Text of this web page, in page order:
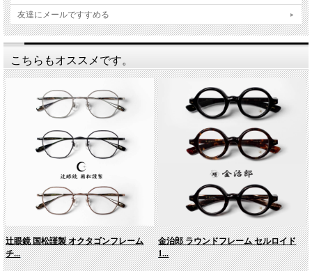
友達にメールですすめる
こちらもオススメです。
辻眼鏡 国松謹製 オクタゴンフレーム
チ...
金治郎 ラウンドフレーム セルロイド
1...